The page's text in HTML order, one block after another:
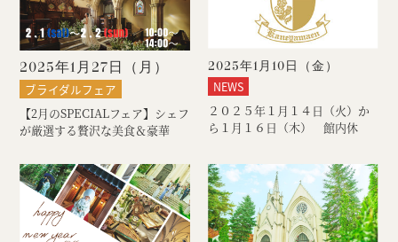
2025年1月27日（月 ）
ブライダルフェア
【2月のSPECIALフェア】シェフ
が厳選する贅沢な美食＆豪華
2025年1月10日（金 ）
NEWS
２０２５年１月１４日（火）か
ら１月１６日（木） 館内休